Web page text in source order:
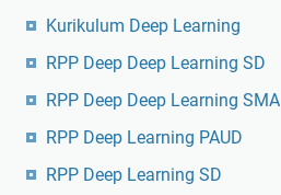
Kurikulum Deep Learning
RPP Deep Deep Learning SD
RPP Deep Deep Learning SMA
RPP Deep Learning PAUD
RPP Deep Learning SD